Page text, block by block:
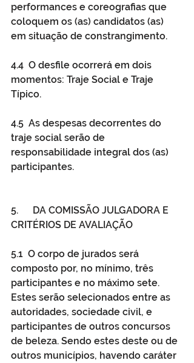
performances e coreografias que
coloquem os (as) candidatos (as)
em situação de constrangimento.
4.4  O desfile ocorrerá em dois
momentos: Traje Social e Traje
Típico.
4.5  As despesas decorrentes do
traje social serão de
responsabilidade integral dos (as)
participantes.
5.      DA COMISSÃO JULGADORA E
CRITÉRIOS DE AVALIAÇÃO
5.1  O corpo de jurados será
composto por, no mínimo, três
participantes e no máximo sete.
Estes serão selecionados entre as
autoridades, sociedade civil, e
participantes de outros concursos
de beleza. Sendo estes deste ou de
outros municípios, havendo caráter